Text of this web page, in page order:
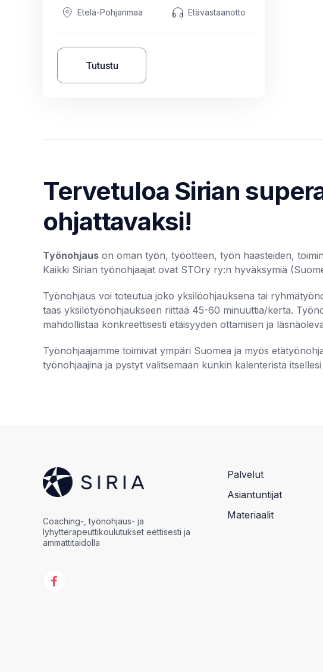
Etelä-Pohjanmaa Etävastaanotto
Tutustu
Tervetuloa Sirian
ohjattavaksi!
Työnohjaus on oman työn, työotteen, työn haasteiden,
Kaikki Sirian työnohjaajat ovat STOry ry:n hyväksymiä
Työnohjaus voi toteutua joko yksilöohjauksena tai
taas yksilötyönohjaukseen riittää 45-60 minuuttia/kerta.
mahdollistaa konkreettisesti etäisyyden ottamisen ja
Työnohjaajamme toimivat ympäri Suomea ja myös
työnohjaajina ja pystyt valitsemaan kunkin kalenterista
Coaching-, työnohjaus- ja
lyhytterapeuttikoulutukset eettisesti ja
ammattitaidolla
Palvelut
Asiantuntijat
Materiaalit